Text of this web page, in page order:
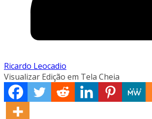
Ricardo Leocadio
Visualizar Edição em Tela Cheia